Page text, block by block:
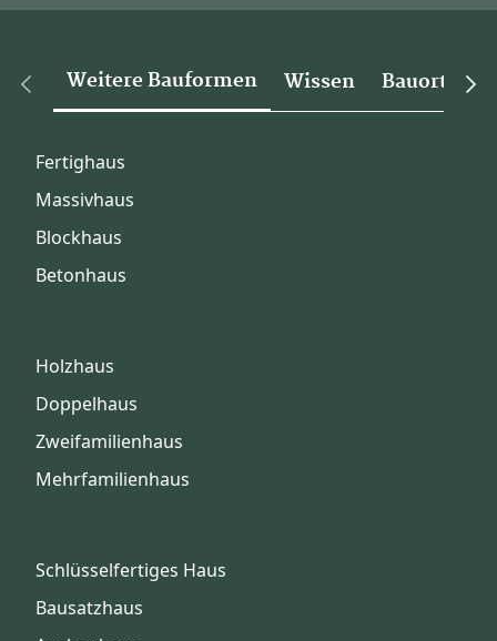
Weitere Bauformen Wissen Bauorte
Fertighaus
Massivhaus
Blockhaus
Betonhaus
Holzhaus
Doppelhaus
Zweifamilienhaus
Mehrfamilienhaus
Schlüsselfertiges Haus
Bausatzhaus